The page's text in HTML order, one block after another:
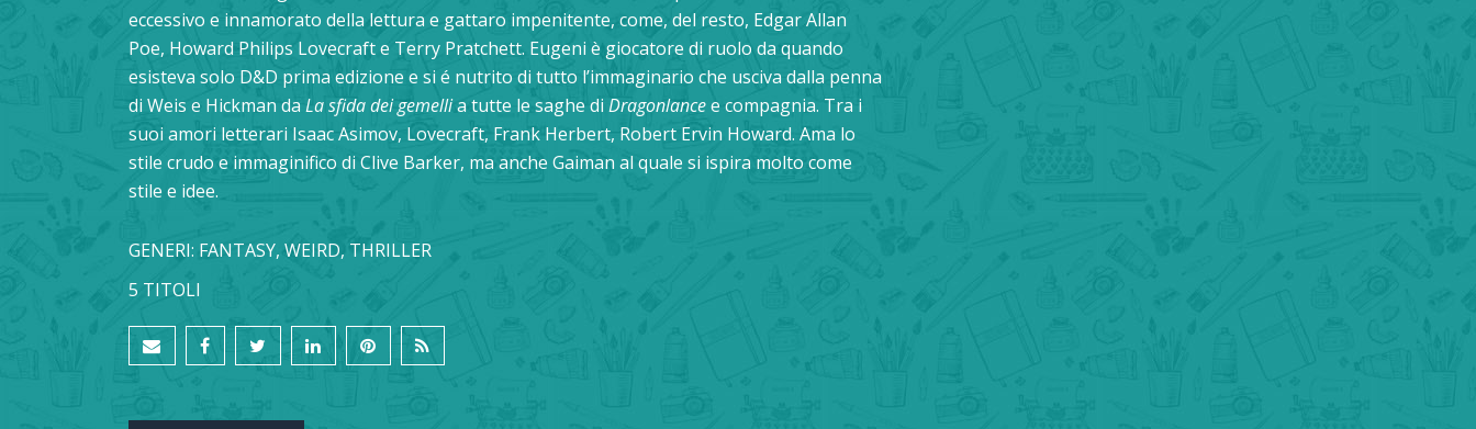
eccessivo e innamorato della lettura e gattaro impenitente, come, del resto, Edgar Allan
Poe, Howard Philips Lovecraft e Terry Pratchett. Eugeni è giocatore di ruolo da quando
esisteva solo D&D prima edizione e si é nutrito di tutto l’immaginario che usciva dalla penna
di Weis e Hickman daLa sfida dei gemellia tutte le saghe diDragonlancee compagnia. Tra i
suoi amori letterari Isaac Asimov, Lovecraft, Frank Herbert, Robert Ervin Howard. Ama lo
stile crudo e immaginifico di Clive Barker, ma anche Gaiman al quale si ispira molto come
stile e idee.
GENERI: FANTASY, WEIRD, THRILLER
5 TITOLI